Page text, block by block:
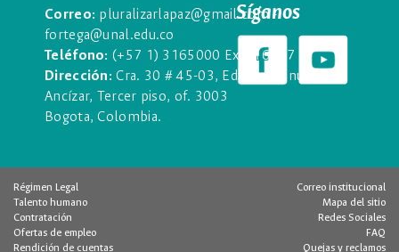
Correo: pluralizarlapaz@gmail.com -
fortega@unal.edu.co
Teléfono: (+57 1) 3165000 Ext. 16477
Dirección:Cra. 30 # 45-03, Edificio Manuel
Ancízar, Tercer piso, of. 3003
Bogota, Colombia.
Síganos
Régimen Legal
Talento humano
Contratación
Ofertas de empleo
Rendición de cuentas
Correo institucional
Mapa del sitio
Redes Sociales
FAQ
Quejas y reclamos